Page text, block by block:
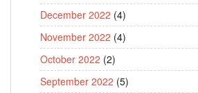
December 2022 (4)
November 2022 (4)
October 2022 (2)
September 2022 (5)